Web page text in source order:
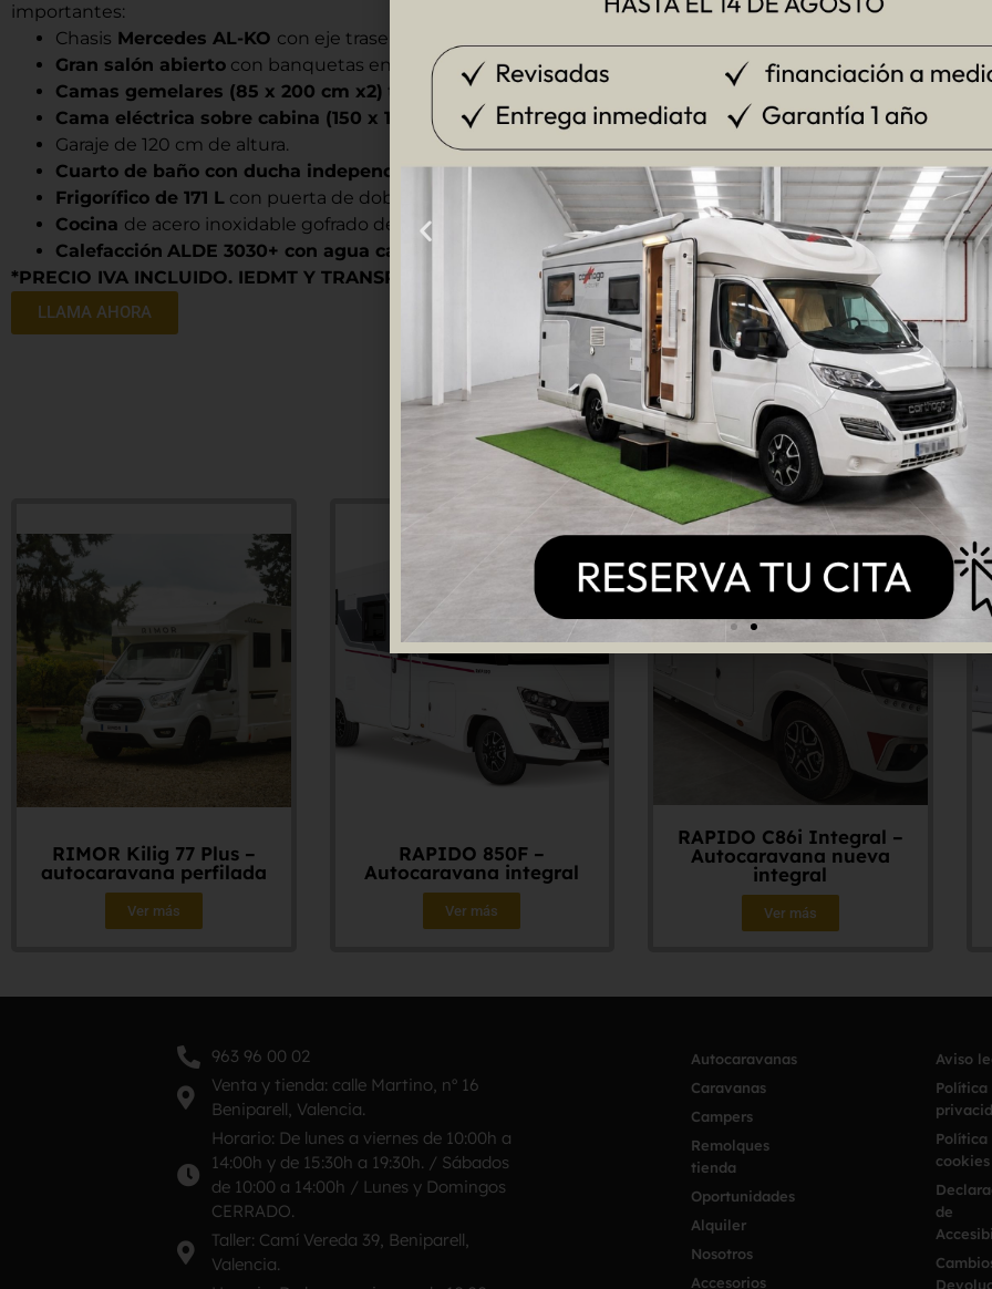
importantes:
Chasis Mercedes AL-KO con eje trasero ensanchado y doble suelo de almacenamiento, 2,0 L y
Gran salón abierto con banquetas enfrentadas y mesa tipo libro.
Camas gemelares (85 x 200 cm x2) transformables en cama
doble transversal (140 x 206m).
Cama eléctrica sobre cabina (150 x 191 cm).
Garaje de 120 cm de altura.
Cuarto de baño con ducha independiente .
Frigorífico de 171 L con puerta de doble bisagra.
Cocina de acero inoxidable gofrado de 2 fuegos con tapas negras independientesy encendido
Calefacción ALDE 3030+ con agua caliente permanente.
*PRECIO IVA INCLUIDO. IEDMT Y TRANSPORTE NO INCLUIDO.
LLAMA AHORA
Productos relacionados
RIMOR Kilig 77 Plus –
autocaravana perfilada
Ver más
RAPIDO 850F –
Autocaravana integral
Ver más
RAPIDO C86i Integral –
Autocaravana nueva
integral
Ver más
963 96 00 02
Venta y tienda: calle Martino, nº 16
Beniparell, Valencia.
Horario: De lunes a viernes de 10:00h a
14:00h y de 15:30h a 19:30h. / Sábados
de 10:00 a 14:00h / Lunes y Domingos
CERRADO.
Taller: Camí Vereda 39, Beniparell,
Valencia.
Autocaravanas
Caravanas
Campers
Remolques
tienda
Oportunidades
Alquiler
Nosotros
Accesorios
Aviso
Política
Política
cookies
de